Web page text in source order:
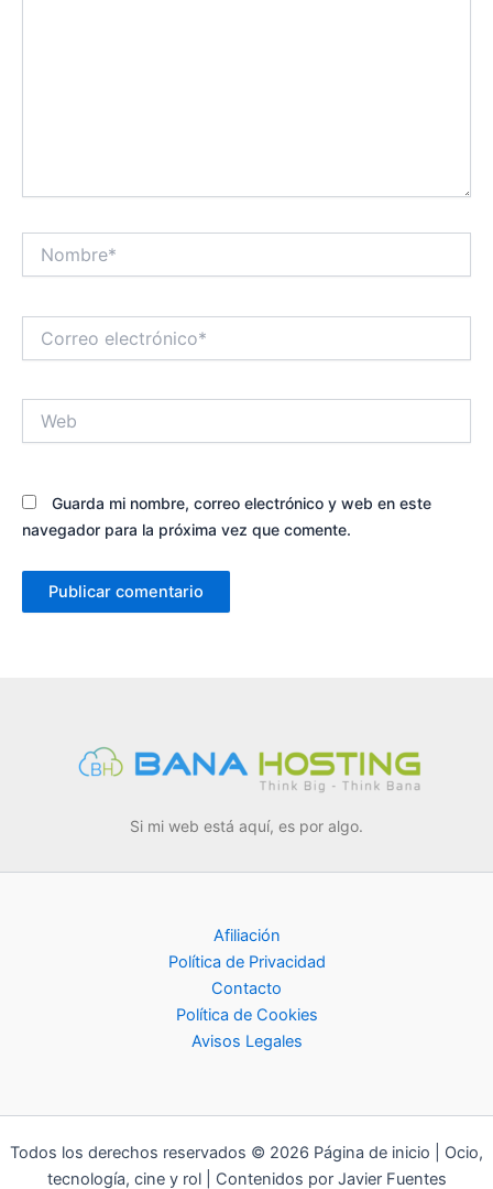
electrónico*
Guarda mi nombre, correo electrónico y web en este
navegador para la próxima vez que comente.
Si mi web está aquí, es por algo.
Afiliación
Política de Privacidad
Contacto
Política de Cookies
Avisos Legales
Todos los derechos reservados © 2026 Página de inicio | Ocio,
tecnología, cine y rol | Contenidos por Javier Fuentes